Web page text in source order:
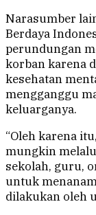
Narasumber
Berdaya
perundungan
korban karena
kesehatan
mengganggu
keluarganya.
“Oleh karena
mungkin
sekolah, guru,
untuk
dilakukan oleh